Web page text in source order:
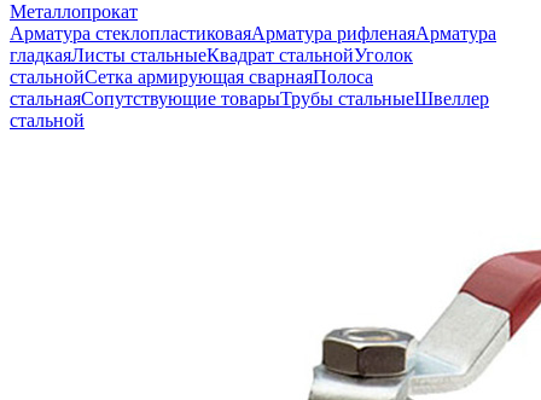
Металлопрокат
Арматура стеклопластиковаяАрматура рифленаяАрматура
гладкаяЛисты стальныеКвадрат стальнойУголок
стальнойСетка армирующая сварнаяПолоса
стальнаяСопутствующие товарыТрубы стальныеШвеллер
стальной